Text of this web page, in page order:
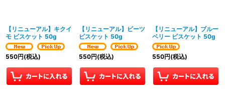
【リニューアル】キクイ
モ ビスケット 50g
550円(税込)
【リニューアル】ビーツ
ビスケット 50g
550円(税込)
【リニューアル】ブルー
ベリー ビスケット 50g
550円(税込)